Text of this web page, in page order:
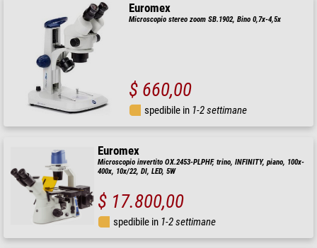
Euromex
Microscopio stereo zoom SB.1902, Bino 0,7x-4,5x
$ 660,00
spedibile in 1-2 settimane
Euromex
Microscopio invertito OX.2453-PLPHF, trino, INFINITY, piano, 100x-
400x, 10x/22, Dl, LED, 5W
$ 17.800,00
spedibile in 1-2 settimane